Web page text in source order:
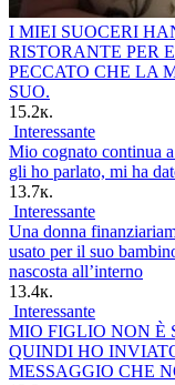
I MIEI SUOCERI
RISTORANTE PER
PECCATO CHE LA
SUO.
15.2к.
Interessante
Mio cognato continua
gli ho parlato, mi ha
13.7к.
Interessante
Una donna
usato per il suo
nascosta all’interno
13.4к.
Interessante
MIO FIGLIO NON È
QUINDI HO
MESSAGGIO CHE